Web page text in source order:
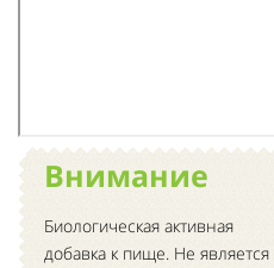
Внимание
Биологическая активная
добавка к пище. Не является